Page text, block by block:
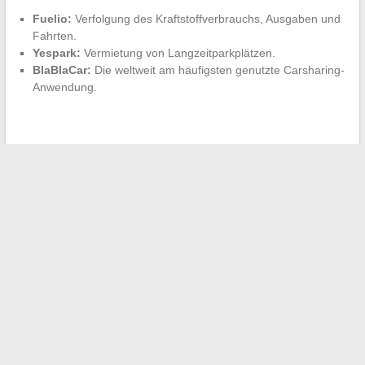
Fuelio: Verfolgung des Kraftstoffverbrauchs, Ausgaben und
Fahrten.
Yespark: Vermietung von Langzeitparkplätzen.
BlaBlaCar: Die weltweit am häufigsten genutzte Carsharing-
Anwendung.